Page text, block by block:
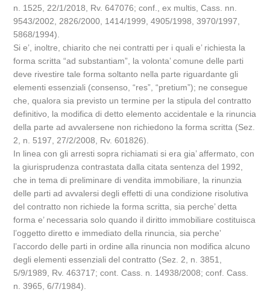
n. 1525, 22/1/2018, Rv. 647076; conf., ex multis, Cass. nn.
9543/2002, 2826/2000, 1414/1999, 4905/1998, 3970/1997,
5868/1994).
Si e’, inoltre, chiarito che nei contratti per i quali e’ richiesta la
forma scritta “ad substantiam”, la volonta’ comune delle parti
deve rivestire tale forma soltanto nella parte riguardante gli
elementi essenziali (consenso, “res”, “pretium”); ne consegue
che, qualora sia previsto un termine per la stipula del contratto
definitivo, la modifica di detto elemento accidentale e la rinuncia
della parte ad avvalersene non richiedono la forma scritta (Sez.
2, n. 5197, 27/2/2008, Rv. 601826).
In linea con gli arresti sopra richiamati si era gia’ affermato, con
la giurisprudenza contrastata dalla citata sentenza del 1992,
che in tema di preliminare di vendita immobiliare, la rinunzia
delle parti ad avvalersi degli effetti di una condizione risolutiva
del contratto non richiede la forma scritta, sia perche’ detta
forma e’ necessaria solo quando il diritto immobiliare costituisca
l’oggetto diretto e immediato della rinuncia, sia perche’
l’accordo delle parti in ordine alla rinuncia non modifica alcuno
degli elementi essenziali del contratto (Sez. 2, n. 3851,
5/9/1989, Rv. 463717; cont. Cass. n. 14938/2008; conf. Cass.
n. 3965, 6/7/1984).